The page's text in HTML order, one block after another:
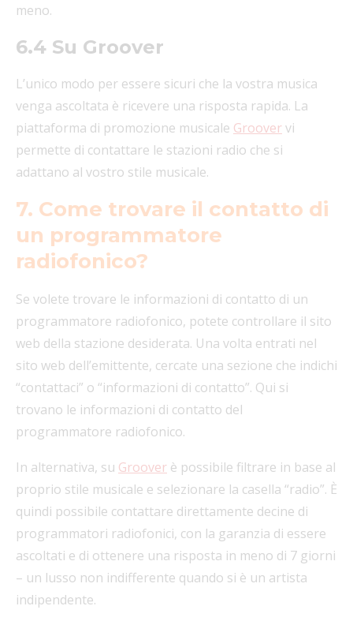
meno.
6.4 Su Groover
L’unico modo per essere sicuri che la vostra musica
venga ascoltata è ricevere una risposta rapida. La
piattaforma di promozione musicale Groovervi
permette di contattare le stazioni radio che si
adattano al vostro stile musicale.
7. Come trovare il contatto di
un programmatore
radiofonico?
Se volete trovare le informazioni di contatto di un
programmatore radiofonico, potete controllare il sito
web della stazione desiderata. Una volta entrati nel
sito web dell’emittente, cercate una sezione che indichi
“contattaci” o “informazioni di contatto”. Qui si
trovano le informazioni di contatto del
programmatore radiofonico.
In alternativa, su Groover è possibile filtrare in base al
proprio stile musicale e selezionare la casella “radio”. È
quindi possibile contattare direttamente decine di
programmatori radiofonici, con la garanzia di essere
ascoltati e di ottenere una risposta in meno di 7 giorni
– un lusso non indifferente quando si è un artista
indipendente.